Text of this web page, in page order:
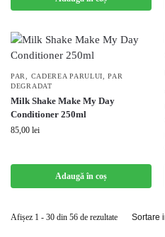
PAR CADEREA PARULUI ,PAR
DEGRADAT
Milk Shake Make My Day
Conditioner 250ml
85,00 lei
Adaugă în coș
Afișez 1 - 30 din 56 de rezultate